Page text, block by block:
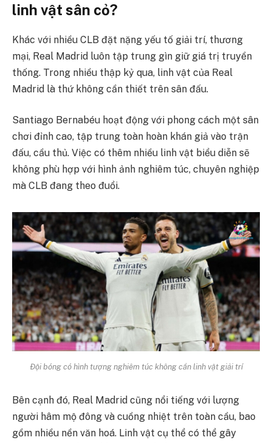
linh vật sân cỏ?
Khác với nhiều CLB đặt nặng yếu tố giải trí, thương
mại, Real Madrid luôn tập trung gìn giữ giá trị truyền
thống. Trong nhiều thập kỷ qua, linh vật của Real
Madrid là thứ không cần thiết trên sân đấu.
Santiago Bernabéu hoạt động với phong cách một sân
chơi đỉnh cao, tập trung toàn hoàn khán giả vào trận
đấu, cầu thủ. Việc có thêm nhiều linh vật biểu diễn sẽ
không phù hợp với hình ảnh nghiêm túc, chuyên nghiệp
mà CLB đang theo đuổi.
Đội bóng có hình tượng nghiêm túc không cần linh vật giải trí
Bên cạnh đó, Real Madrid cũng nổi tiếng với lượng
người hâm mộ đông và cuồng nhiệt trên toàn cầu, bao
gồm nhiều nền văn hoá. Linh vật cụ thể có thể gây